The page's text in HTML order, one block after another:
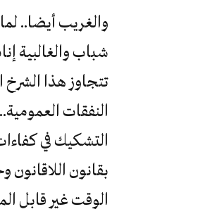
والغريب أيضا..
شباب والغالبية
تتجاوز هذا
النفقات
التشكيك في
بقانون
الوقت غير قابل